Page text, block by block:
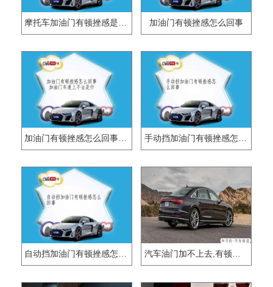
摩托车加油门有顿挫感是怎么回事？ 加油门有顿挫感怎么回事
加油门有顿挫感怎么回事 加油门车速上不去是什 手动挡加油门有顿挫感怎么回事
自动挡加油门有顿挫感怎么回事 汽车油门加不上去,有顿挫感